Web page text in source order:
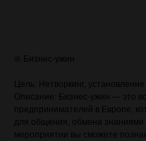
❇️ Бизнес-ужин
Цель: Нетворкинг,
Описание: Бизнес-ужин — это
предпринимателей в Европе,
для общения, обмена знаниями
мероприятии вы сможете